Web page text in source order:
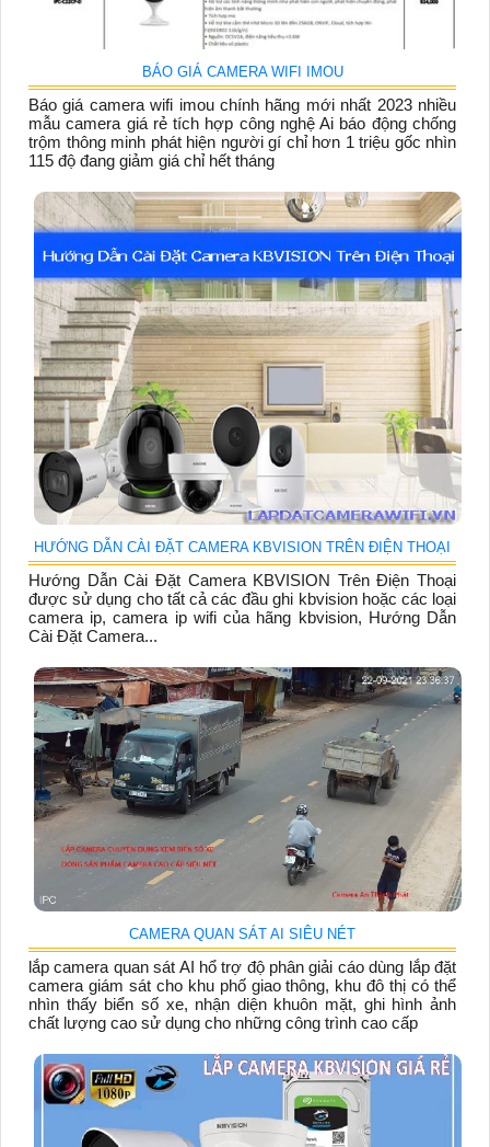
BÁO GIÁ CAMERA WIFI IMOU
Báo giá camera wifi imou chính hãng mới nhất 2023 nhiều
mẫu camera giá rẻ tích hợp công nghệ Ai báo động chống
trộm thông minh phát hiện người gí chỉ hơn 1 triệu gốc nhìn
115 độ đang giảm giá chỉ hết tháng
HƯỚNG DẪN CÀI ĐẶT CAMERA KBVISION TRÊN ĐIỆN THOẠI
Hướng Dẫn Cài Đặt Camera KBVISION Trên Điện Thoại
được sử dụng cho tất cả các đầu ghi kbvision hoặc các loại
camera ip, camera ip wifi của hãng kbvision, Hướng Dẫn
Cài Đặt Camera...
CAMERA QUAN SÁT AI SIÊU NÉT
lắp camera quan sát AI hổ trợ độ phân giải cáo dùng lắp đặt
camera giám sát cho khu phố giao thông, khu đô thị có thể
nhìn thấy biển số xe, nhận diện khuôn mặt, ghi hình ảnh
chất lượng cao sử dụng cho những công trình cao cấp